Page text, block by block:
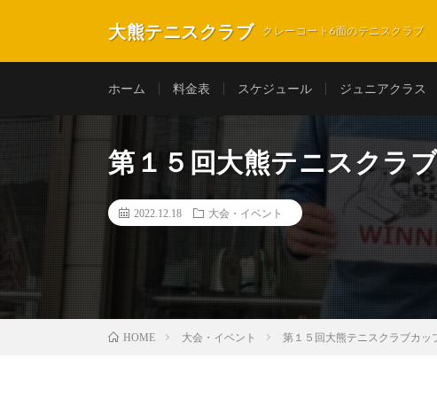
大熊テニスクラブ クレーコート6面のテニスクラブ
ホーム 料金表 スケジュール ジュニアクラス
第１５回大熊テニスクラ
2022.12.18 大会・イベント
HOME 大会・イベント 第１５回大熊テニスクラブカッ